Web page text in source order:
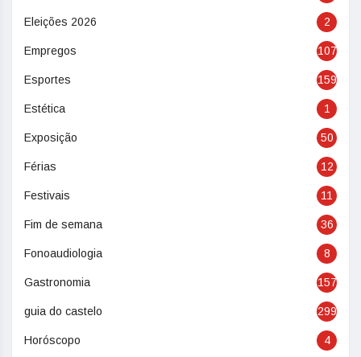
Eleições 2026 2
Empregos 107
Esportes 159
Estética 1
Exposição 50
Férias 12
Festivais 11
Fim de semana 36
Fonoaudiologia 8
Gastronomia 157
guia do castelo 299
Horóscopo 4